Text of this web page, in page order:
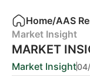
Home/AAS
Market Insight
MARKET
Market Insight